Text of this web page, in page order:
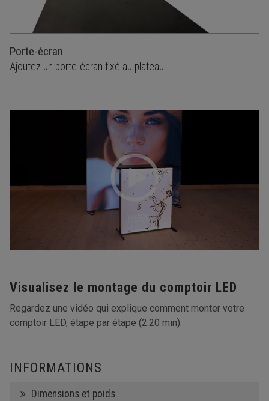
Porte-écran
Ajoutez un porte-écran fixé au plateau.
Visualisez le montage du comptoir LED
Regardez une vidéo qui explique comment monter votre
comptoir LED, étape par étape (2.20 min).
INFORMATIONS
Dimensions et poids